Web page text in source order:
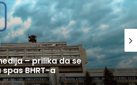
– prilika da se
BHRT-a